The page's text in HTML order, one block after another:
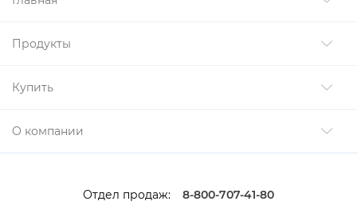
Продукты
Купить
О компании
Отдел продаж:
8-800-707-41-80